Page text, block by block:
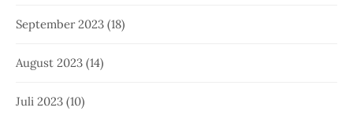
September 2023 (18)
August 2023 (14)
Juli 2023 (10)